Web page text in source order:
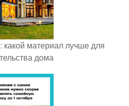
какой материал лучше для
дома